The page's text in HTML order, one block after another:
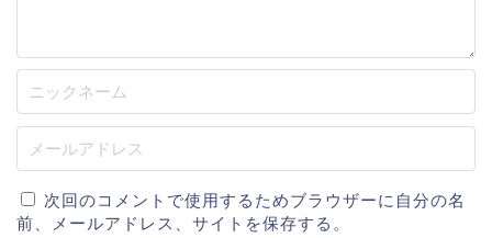
次回のコメントで使用するためブラウザーに自分の名
前、メールアドレス、サイトを保存する。